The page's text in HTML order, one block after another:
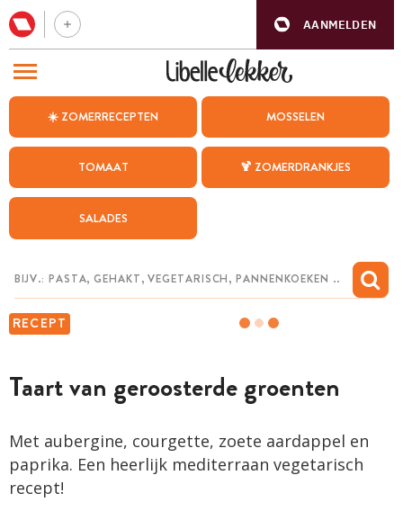
AANMELDEN
☀️ ZOMERRECEPTEN MOSSELEN
TOMAAT 🍹 ZOMERDRANKJES
SALADES
RECEPT
Taart van geroosterde groenten
Met aubergine, courgette, zoete aardappel en
paprika. Een heerlijk mediterraan vegetarisch
recept!
BEZOEK ONZE ANDERE WEBSITES
WEEKMENU
CHAT MET MAIA
MIJN BEWAARDE RECEPTEN